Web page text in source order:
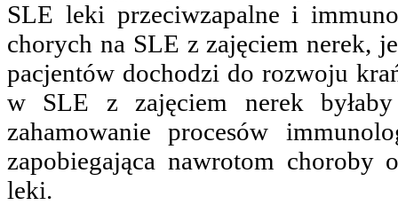
SLE leki przeciwzapalne i
chorych na SLE z zajęciem nerek,
pacjentów dochodzi do rozwoju
w SLE z zajęciem nerek
zahamowanie procesów
zapobiegająca nawrotom choroby
leki.